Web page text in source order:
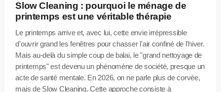
Slow Cleaning : pourquoi le ménage de
printemps est une véritable thérapie
Le printemps arrive et, avec lui, cette envie irrépressible
d'ouvrir grand les fenêtres pour chasser l'air confiné de l'hiver.
Mais au-delà du simple coup de balai, le "grand nettoyage de
printemps" est devenu un phénomène de société, presque un
acte de santé mentale. En 2026, on ne parle plus de corvée,
mais de Slow Cleaning. Cette approche consiste à